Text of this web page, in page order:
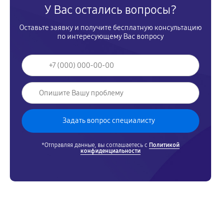
У Вас остались вопросы?
Оставьте заявку и получите бесплатную консультацию
по интересующему Вас вопросу
*Отправляя данные, вы соглашаетесь с Политикой
конфиденциальности